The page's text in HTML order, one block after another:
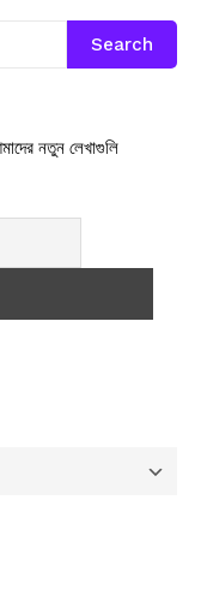
Search
নতুন লেখাগুলি